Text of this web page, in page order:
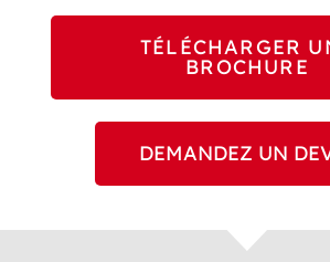
TÉLÉCHARGER
BROCHURE
DEMANDEZ UN